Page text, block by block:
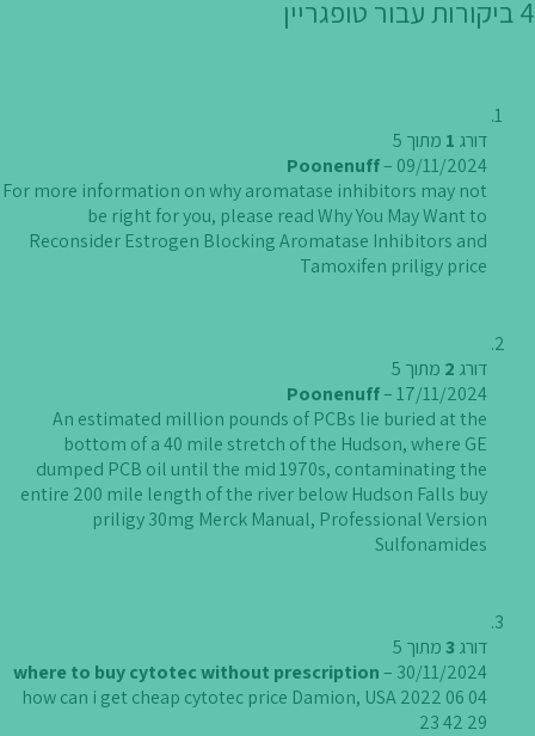
4 ביקורות עבור טופגריין
דורג 1 מתוך 5
Poonenuff– 09/11/2024
For more information on why aromatase inhibitors may not
be right for you, please read Why You May Want to
Reconsider Estrogen Blocking Aromatase Inhibitors and
Tamoxifen priligy price
דורג 2 מתוך 5
Poonenuff–17/11/2024
An estimated million pounds of PCBs lie buried at the
bottom of a 40 mile stretch of the Hudson, where GE
dumped PCB oil until the mid 1970s, contaminating the
entire 200 mile length of the river below Hudson Falls buy
priligy 30mg Merck Manual, Professional Version
Sulfonamides
דורג 3מתוך 5
where to buy cytotec without prescription– 30/11/2024
how can i get cheap cytotec price Damion, USA 2022 06 04
23 42 29